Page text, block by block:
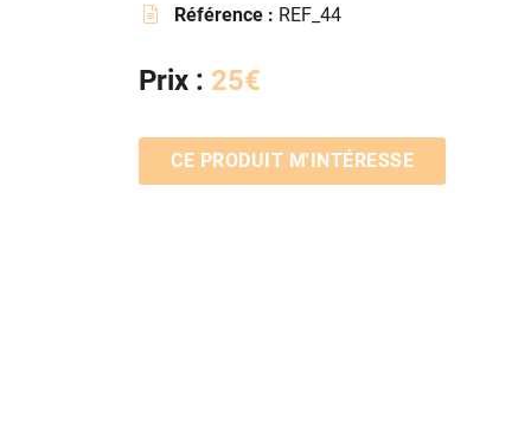
Rafraîchir le captcha
En cochant cette case, vous consentez à recevoir nos propositions
l'adresse email indiqué ci-dessus. Vous pouvez vous désinscrire à tout
INSCRIPTION
 Référence : REF_44
Prix : 25€
CE PRODUIT M'INTÉRESSE